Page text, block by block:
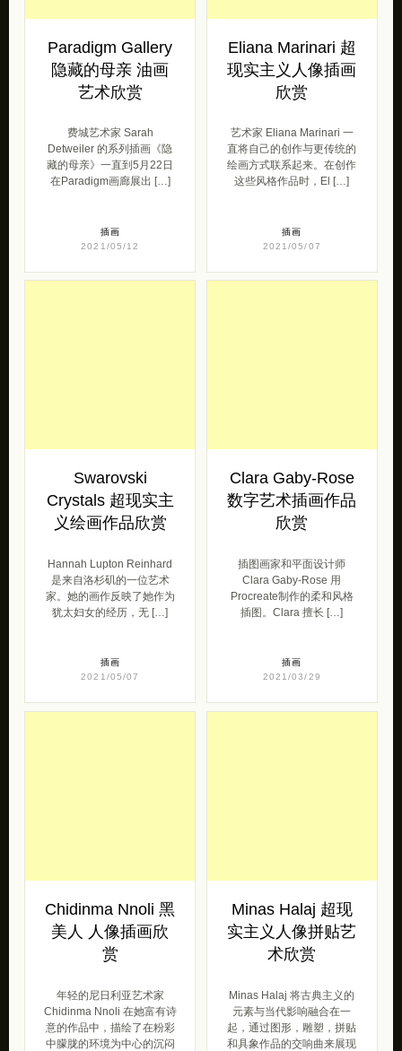
Paradigm Gallery
隐藏的母亲 油画
艺术欣赏
费城艺术家 Sarah
Detweiler 的系列插画《隐
藏的母亲》一直到5月22日
在Paradigm画廊展出 […]
插画
2021/05/12
Eliana Marinari 超
现实主义人像插画
欣赏
艺术家 Eliana Marinari 一
直将自己的创作与更传统的
绘画方式联系起来。在创作
这些风格作品时，El […]
插画
2021/05/07
Swarovski
Crystals 超现实主
义绘画作品欣赏
Hannah Lupton Reinhard
是来自洛杉矶的一位艺术
家。她的画作反映了她作为
犹太妇女的经历，无 […]
插画
2021/05/07
Clara Gaby-Rose
数字艺术插画作品
欣赏
插图画家和平面设计师
Clara Gaby-Rose 用
Procreate制作的柔和风格
插图。Clara 擅长 […]
插画
2021/03/29
Chidinma Nnoli 黑
美人 人像插画欣
赏
年轻的尼日利亚艺术家
Chidinma Nnoli 在她富有诗
意的作品中，描绘了在粉彩
中朦胧的环境为中心的沉闷
Minas Halaj 超现
实主义人像拼贴艺
术欣赏
Minas Halaj 将古典主义的
元素与当代影响融合在一
起，通过图形，雕塑，拼​​贴
和具象作品的交响曲来展现